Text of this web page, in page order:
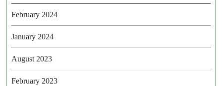
February 2024
January 2024
August 2023
February 2023